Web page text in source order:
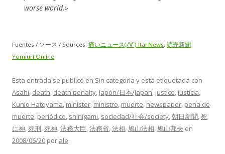
worse world.»
Fuentes / ソース / Sources: 痛いニュース(ﾉ∀`) Itai News, 読売新聞
Yomiuri Online
Esta entrada se publicó en Sin categoría y está etiquetada con
Asahi, death, death penalty, Japón/日本/Japan, justice, justicia,
Kunio Hatoyama, minister, ministro, muerte, newspaper, pena de
muerte, periódico, shinigami, sociedad/社会/society,朝日新聞,死
に神,死刑,死神,法務大臣,法務省,法相,鳩山法相,鳩山邦夫 en
2008/06/20 por ale.